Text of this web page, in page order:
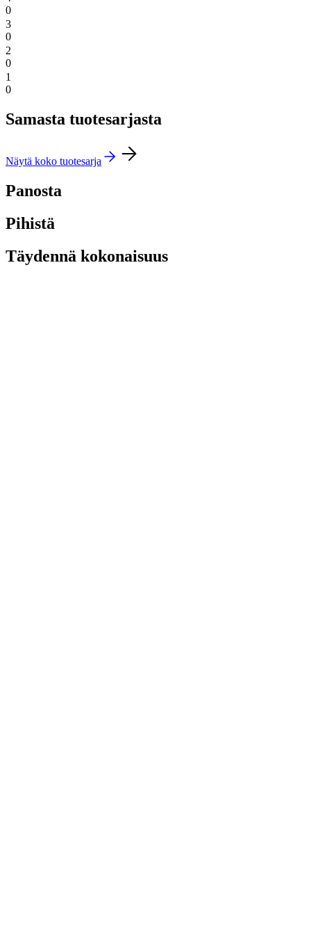
0
3
0
2
0
1
0
Samasta tuotesarjasta
Näytä koko tuotesarja
Panosta
Pihistä
Täydennä kokonaisuus